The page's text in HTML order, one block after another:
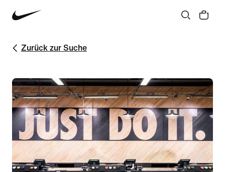
Zurück zur Suche